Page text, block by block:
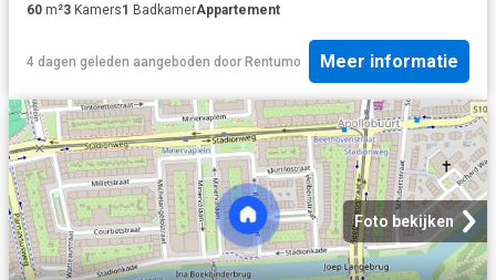
60 m²3 Kamers1 BadkamerAppartement
4 dagen geleden aangeboden door Rentumo Meer informatie
Foto bekijken